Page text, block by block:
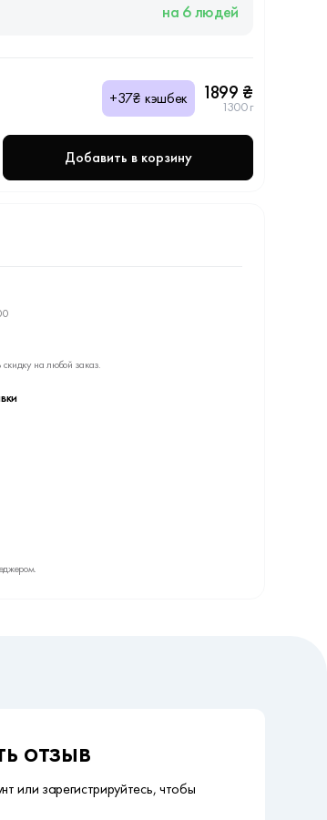
на 6 людей
+37₴ кэшбек 1899 ₴
1300 г
Добавить в корзину
на любой заказ.
отзыв
или зарегистрируйтесь, чтобы